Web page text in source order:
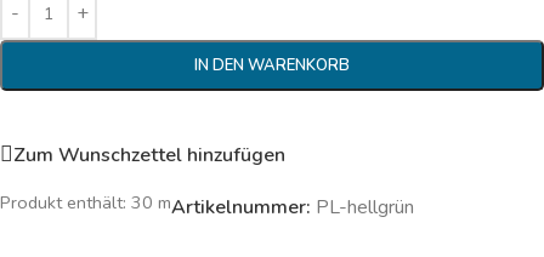
IN DEN WARENKORB
Zum Wunschzettel hinzufügen
Produkt enthält: 30 mArtikelnummer: PL-hellgrün